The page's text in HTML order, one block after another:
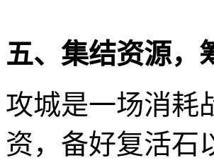
五、集结资源，
攻城是一场消耗
资，备好复活石